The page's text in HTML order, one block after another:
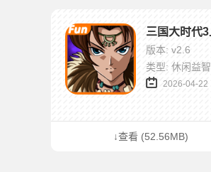
版本: v2.6
类型: 休闲益智
2026-04-22
↓查看 (52.56MB)